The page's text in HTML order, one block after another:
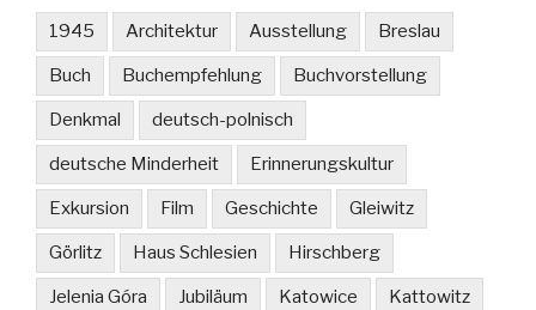
1945 Architektur Ausstellung Breslau
Buch Buchempfehlung Buchvorstellung
Denkmal deutsch-polnisch
deutsche Minderheit Erinnerungskultur
Exkursion Film Geschichte Gleiwitz
Görlitz Haus Schlesien Hirschberg
Jelenia Góra Jubiläum Katowice Kattowitz